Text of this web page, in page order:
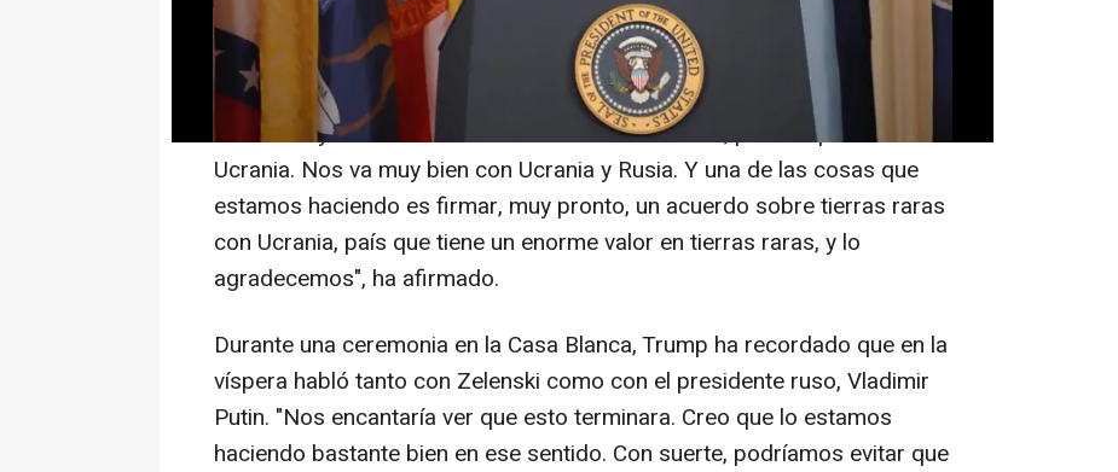
ucraniano, Volodimir Zelenski.
"Estamos firmando acuerdos en varios lugares para liberar tierras raras,
minerales y muchas otras cosas en todo el mundo, pero en particular en
Ucrania. Nos va muy bien con Ucrania y Rusia. Y una de las cosas que
estamos haciendo es firmar, muy pronto, un acuerdo sobre tierras raras
con Ucrania, país que tiene un enorme valor en tierras raras, y lo
agradecemos", ha afirmado.
Durante una ceremonia en la Casa Blanca, Trump ha recordado que en la
víspera habló tanto con Zelenski como con el presidente ruso, Vladimir
Putin. "Nos encantaría ver que esto terminara. Creo que lo estamos
haciendo bastante bien en ese sentido. Con suerte, podríamos evitar que